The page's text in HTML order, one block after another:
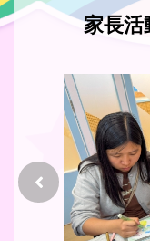
家長活